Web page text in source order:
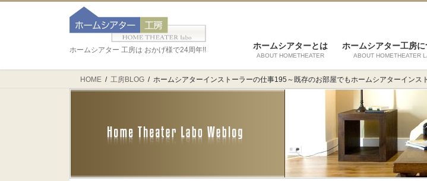
ホームシアター 工房は おかげ様で24周年!! ホームシアターとは
ABOUT HOMETHEATER
ホームシアター工房に
ABOUT HOMETHEATER
HOME 工房BLOG ホームシアターインストーラーの仕事195～既存のお部屋でもホームシアターインス